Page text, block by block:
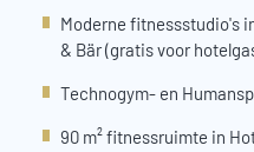
Moderne fitnessstudio's
& Bär (gratis voor
Technogym- en
90 m² fitnessruimte in